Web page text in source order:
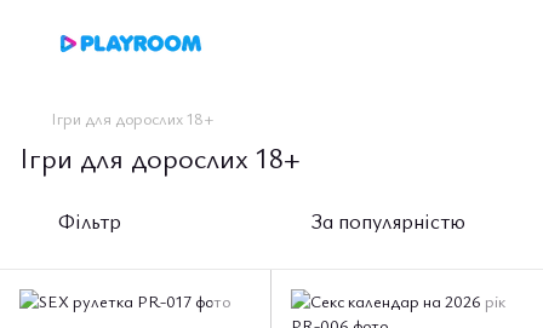
Ігри для дорослих 18+
Ігри для дорослих 18+
Фільтр За популярністю